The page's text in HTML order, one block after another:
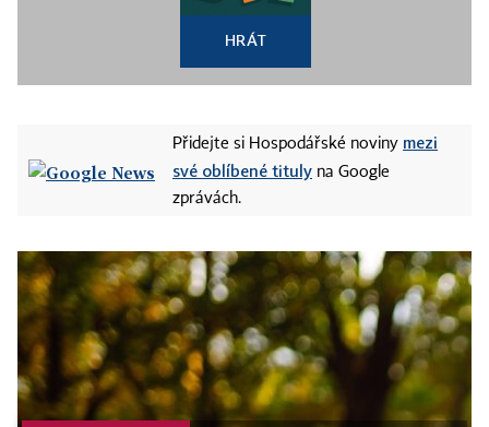
HRÁT
Přidejte si Hospodářské noviny mezi
své oblíbené tituly na Google
zprávách.